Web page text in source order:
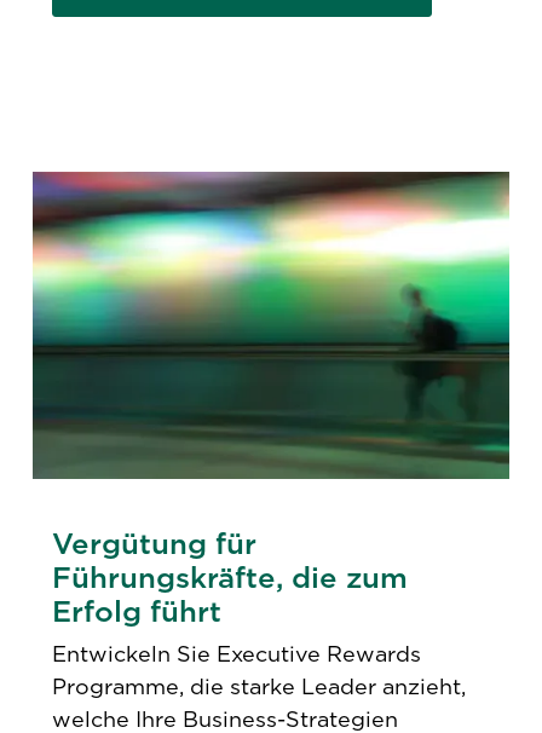
Vergütung für
Führungskräfte, die zum
Erfolg führt
Entwickeln Sie Executive Rewards
Programme, die starke Leader anzieht,
welche Ihre Business-Strategien